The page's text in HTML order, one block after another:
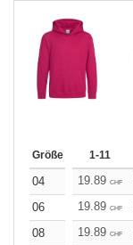
Größe 1-11
04 19.89 CHF
06
19.89 CHF
08
19.89 CHF